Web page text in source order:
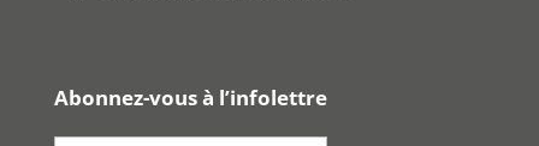
Abonnez-vous à l’infolettre